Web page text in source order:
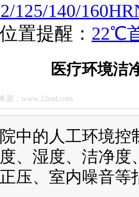
125/140/
位置提醒： 22℃
医疗环境洁
源：www.22ssd.com
中的人工环境
、湿度、洁净
压、室内噪音等